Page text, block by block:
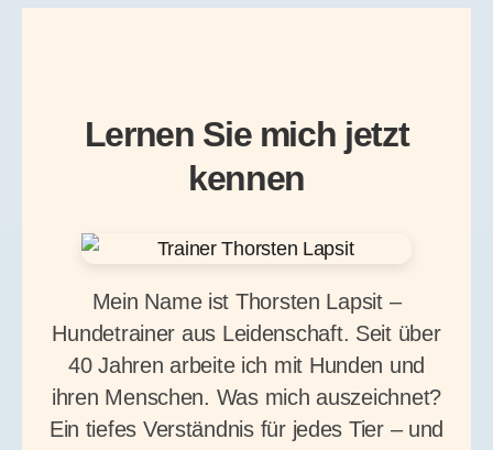
Lernen Sie mich jetzt
kennen
Mein Name ist Thorsten Lapsit –
Hundetrainer aus Leidenschaft. Seit über
40 Jahren arbeite ich mit Hunden und
ihren Menschen. Was mich auszeichnet?
Ein tiefes Verständnis für jedes Tier – und